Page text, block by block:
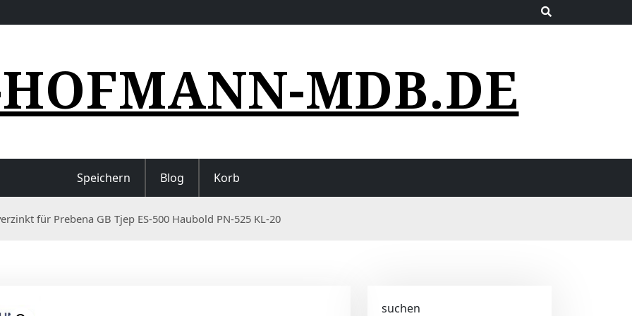
MDB.DE
Speichern Blog Korb
für Prebena GB Tjep ES-500 Haubold PN-525 KL-20
suchen